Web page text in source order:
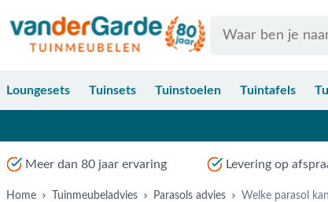
Loungesets Tuinsets Tuinstoelen Tuintafels
Meer dan 80 jaar ervaring Levering op
Home Tuinmeubeladvies Parasols advies Welke parasol